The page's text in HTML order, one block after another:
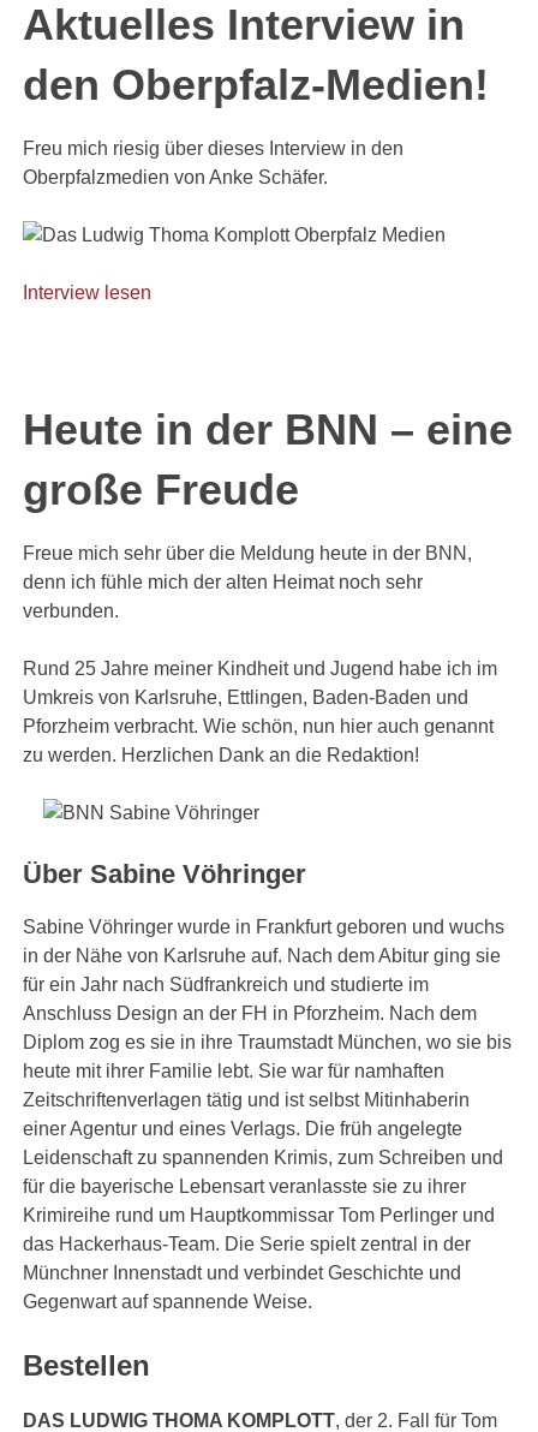
Aktuelles Interview in
den Oberpfalz-Medien!
Freu mich riesig über dieses Interview in den
Oberpfalzmedien von Anke Schäfer.
Interview lesen
Heute in der BNN – eine
große Freude
Freue mich sehr über die Meldung heute in der BNN,
denn ich fühle mich der alten Heimat noch sehr
verbunden.
Rund 25 Jahre meiner Kindheit und Jugend habe ich im
Umkreis von Karlsruhe, Ettlingen, Baden-Baden und
Pforzheim verbracht. Wie schön, nun hier auch genannt
zu werden. Herzlichen Dank an die Redaktion!
Über Sabine Vöhringer
Sabine Vöhringer wurde in Frankfurt geboren und wuchs
in der Nähe von Karlsruhe auf. Nach dem Abitur ging sie
für ein Jahr nach Südfrankreich und studierte im
Anschluss Design an der FH in Pforzheim. Nach dem
Diplom zog es sie in ihre Traumstadt München, wo sie bis
heute mit ihrer Familie lebt. Sie war für namhaften
Zeitschriftenverlagen tätig und ist selbst Mitinhaberin
einer Agentur und eines Verlags. Die früh angelegte
Leidenschaft zu spannenden Krimis, zum Schreiben und
für die bayerische Lebensart veranlasste sie zu ihrer
Krimireihe rund um Hauptkommissar Tom Perlinger und
das Hackerhaus-Team. Die Serie spielt zentral in der
Münchner Innenstadt und verbindet Geschichte und
Gegenwart auf spannende Weise.
Bestellen
DAS LUDWIG THOMA KOMPLOTT, der 2. Fall für Tom